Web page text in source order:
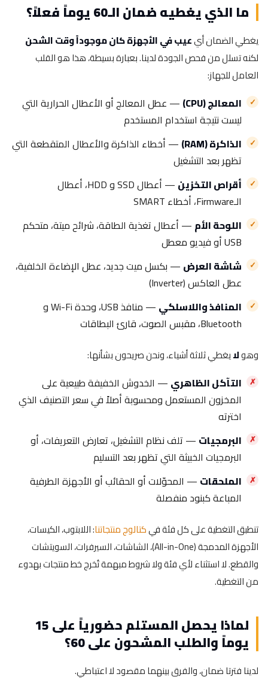
ما الذي يغطيه ضمان الـ60 يوماً فعلاً؟
يغطي الضمان أيعيب في الأجهزة كان موجوداً وقت الشحن
لكنه تسلل من فحص الجودة لدينا. بعبارة بسيطة، هذا هو القلب
العامل للجهاز:
المعالج (CPU)
— عطل المعالج أو الأعطال الحرارية التي
ليست نتيجة استخدام المستخدم
الذاكرة (RAM)
— أخطاء الذاكرة والأعطال المتقطعة التي
تظهر بعد التشغيل
أقراص التخزين
— أعطال SSD و HDD، أعطال
الـFirmware، أخطاء SMART
اللوحة الأم — أعطال تغذية الطاقة، شرائح ميتة، متحكم
USB أو فيديو معطل
شاشة العرض — بكسل ميت جديد، عطل الإضاءة الخلفية،
عطل العاكس (Inverter)
المنافذ واللاسلكي
— منافذ USB، وحدة Wi-Fi و
Bluetooth، مقبس الصوت، قارئ البطاقات
وهولايغطي ثلاثة أشياء، ونحن صريحون بشأنها:
التآكل الظاهري — الخدوش الخفيفة طبيعية على
المخزون المستعمل ومحسوبة أصلاً في سعر التصنيف الذي
اخترته
البرمجيات — تلف نظام التشغيل، تعارض التعريفات، أو
البرمجيات الخبيثة التي تظهر بعد التسليم
الملحقات — المحوّلات أو الحقائب أو الأجهزة الطرفية
المباعة كبنود منفصلة
تنطبق التغطية على كل فئة فيكتالوج منتجاتنا: اللابتوب، الكيسات،
الأجهزة المدمجة (All-in-One)، الشاشات، السيرفرات، السويتشات
والقطع. لا استثناء لأي فئة ولا شروط مبهمة تُخرج خط منتجات بهدوء
من التغطية.
لماذا يحصل المستلم حضورياً على 15
يوماً والطلب المشحون على 60؟
لدينا فترتا ضمان، والفرق بينهما مقصود لا اعتباطي.